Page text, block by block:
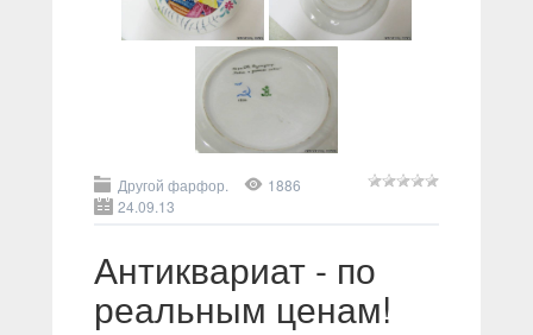
Другой фарфор.
1886
24.09.13
Антиквариат - по
реальным ценам!